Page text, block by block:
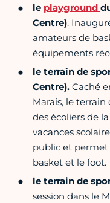
le playground
Centre).
amateurs de
équipements
le terrain de
Centre). Caché
Marais, le
des écoliers de
vacances
public et permet
basket et le foot.
le terrain de
session dans le